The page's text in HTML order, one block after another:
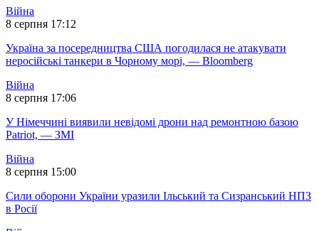
Війна
8 серпня 17:12
Україна за посередництва США погодилася не атакувати
неросійські танкери в Чорному морі, — Bloomberg
Війна
8 серпня 17:06
У Німеччині виявили невідомі дрони над ремонтною базою
Patriot, — ЗМІ
Війна
8 серпня 15:00
Сили оборони України уразили Ільський та Сизранський НПЗ
в Росії